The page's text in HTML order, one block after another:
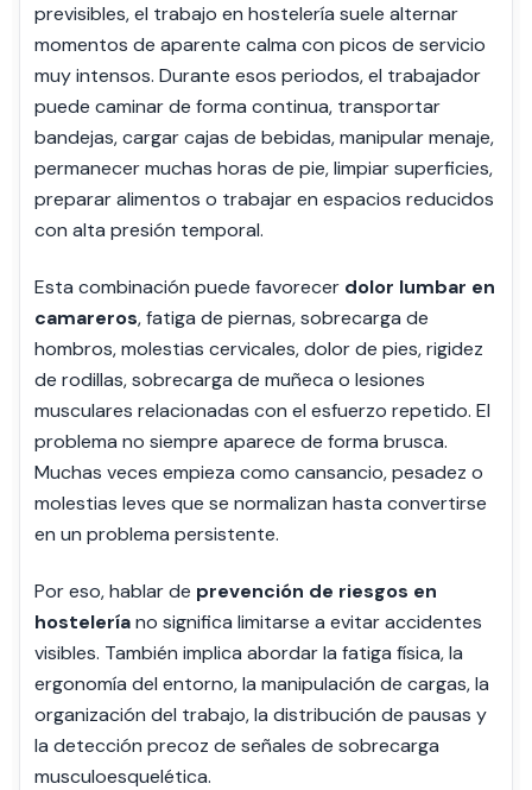
previsibles, el trabajo en hostelería suele alternar
momentos de aparente calma con picos de servicio
muy intensos. Durante esos periodos, el trabajador
puede caminar de forma continua, transportar
bandejas, cargar cajas de bebidas, manipular menaje,
permanecer muchas horas de pie, limpiar superficies,
preparar alimentos o trabajar en espacios reducidos
con alta presión temporal.
Esta combinación puede favorecer dolor lumbar en
camareros, fatiga de piernas, sobrecarga de
hombros, molestias cervicales, dolor de pies, rigidez
de rodillas, sobrecarga de muñeca o lesiones
musculares relacionadas con el esfuerzo repetido. El
problema no siempre aparece de forma brusca.
Muchas veces empieza como cansancio, pesadez o
molestias leves que se normalizan hasta convertirse
en un problema persistente.
Por eso, hablar de prevención de riesgos en
hosteleríano significa limitarse a evitar accidentes
visibles. También implica abordar la fatiga física, la
ergonomía del entorno, la manipulación de cargas, la
organización del trabajo, la distribución de pausas y
la detección precoz de señales de sobrecarga
musculoesquelética.